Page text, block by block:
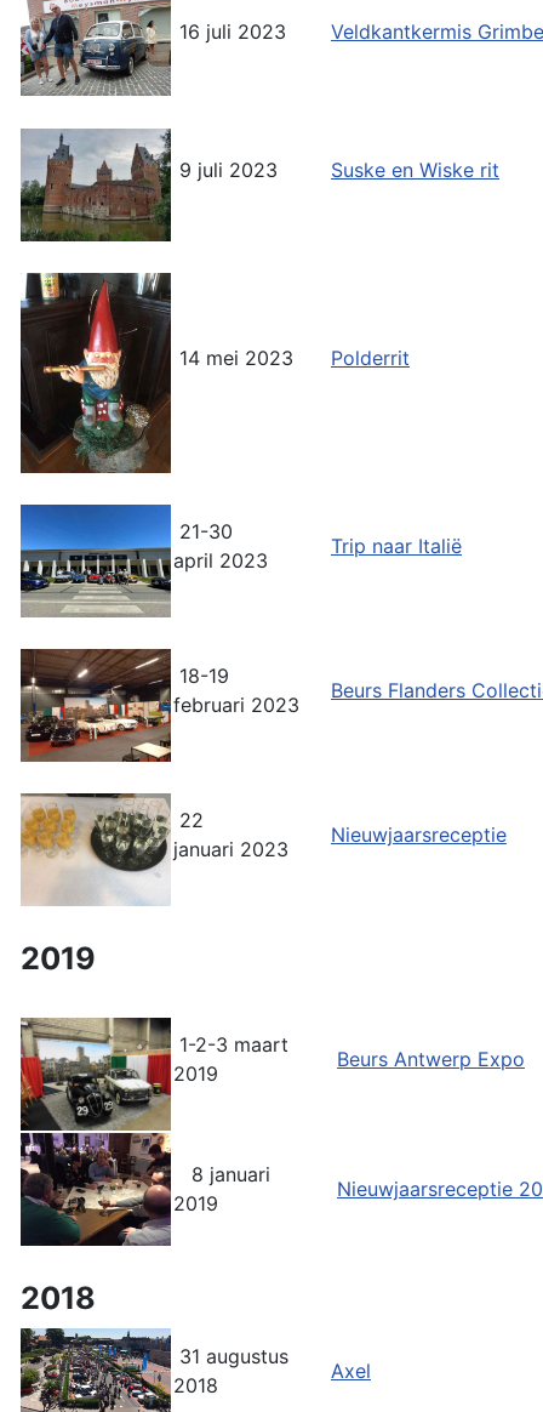
16 juli 2023 Veldkantkermis
9 juli 2023 Suske en Wiske rit
14 mei 2023 Polderrit
21-30
april 2023
Trip naar Italië
18-19
februari 2023
Beurs Flanders
22
januari 2023
Nieuwjaarsreceptie
2019
1-2-3 maart
2019
Beurs Antwerp Expo
8 januari
2019
Nieuwjaarsreceptie
2018
31 augustus
2018
Axel